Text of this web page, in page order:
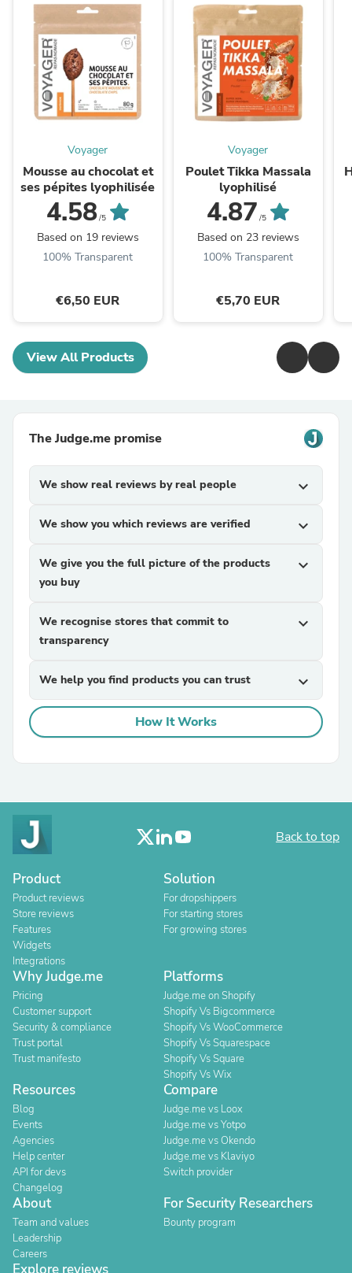
Voyager
Mousse au chocolat et
ses pépites lyophilisée
4.58/5
Based on 19 reviews
100% Transparent
€6,50 EUR
Voyager
Poulet Tikka Massala
lyophilisé
4.87 /5
Based on 23 reviews
100% Transparent
€5,70 EUR
View All Products
The Judge.me promise
We show real reviews by real people expand_more
We show you which reviews are verified expand_more
We give you the full picture of the products
you buy
expand_more
We recognise stores that commit to
transparency
expand_more
We help you find products you can trust expand_more
How It Works
Back to top
Product
Product reviews
Store reviews
Features
Widgets
Integrations
Solution
For dropshippers
For starting stores
For growing stores
Why Judge.me
Pricing
Customer support
Security & compliance
Trust portal
Trust manifesto
Platforms
Judge.me on Shopify
Shopify Vs Bigcommerce
Shopify Vs WooCommerce
Shopify Vs Squarespace
Shopify Vs Square
Shopify Vs Wix
Resources
Blog
Events
Agencies
Help center
API for devs
Changelog
Compare
Judge.me vs Loox
Judge.me vs Yotpo
Judge.me vs Okendo
Judge.me vs Klaviyo
Switch provider
About
Team and values
Leadership
Careers
For Security Researchers
Bounty program